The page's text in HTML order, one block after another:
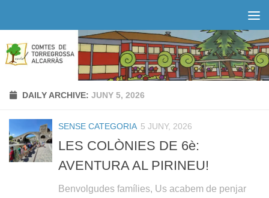
DAILY ARCHIVE: JUNY 5, 2026
SENSE CATEGORIA 5 JUNY, 2026
LES COLÒNIES DE 6è:
AVENTURA AL PIRINEU!
Benvolgudes famílies, Us acabem de penjar